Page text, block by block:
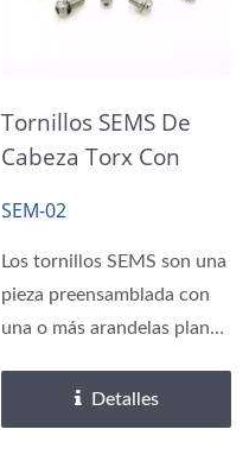
Tornillos SEMS De
Cabeza Torx Con
Cautivas
SEM-02
Los tornillos SEMS son una
pieza preensamblada con
una o más arandelas planas
Detalles